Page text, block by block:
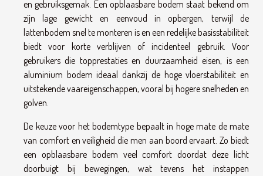
en gebruiksgemak. Een opblaasbare bodem staat bekend om
zijn lage gewicht en eenvoud in opbergen, terwijl de
lattenbodem snel te monteren is en een redelijke basisstabiliteit
biedt voor korte verblijven of incidenteel gebruik. Voor
gebruikers die topprestaties en duurzaamheid eisen, is een
aluminium bodem ideaal dankzij de hoge vloerstabiliteit en
uitstekende vaareigenschappen, vooral bij hogere snelheden en
golven.
De keuze voor het bodemtype bepaalt in hoge mate de mate
van comfort en veiligheid die men aan boord ervaart. Zo biedt
een opblaasbare bodem veel comfort doordat deze licht
doorbuigt bij bewegingen, wat tevens het instappen